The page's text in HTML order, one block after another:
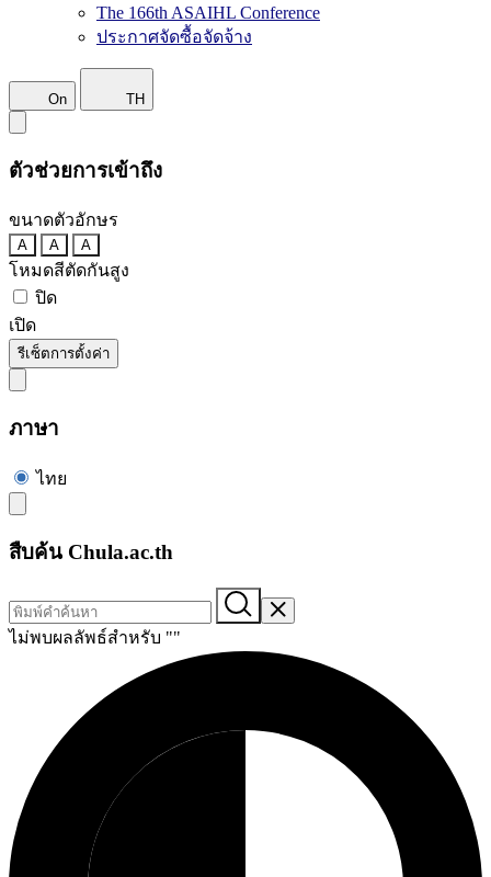
The 166th ASAIHL Conference
ประกาศจัดซื้อจัดจ้าง
On TH
ตัวช่วยการเข้าถึง
ขนาดตัวอักษร
A A A
โหมดสีตัดกันสูง
ปิด
เปิด
รีเซ็ตการตั้งค่า
ภาษา
ไทย
สืบค้น Chula.ac.th
ไม่พบผลลัพธ์สำหรับ ""